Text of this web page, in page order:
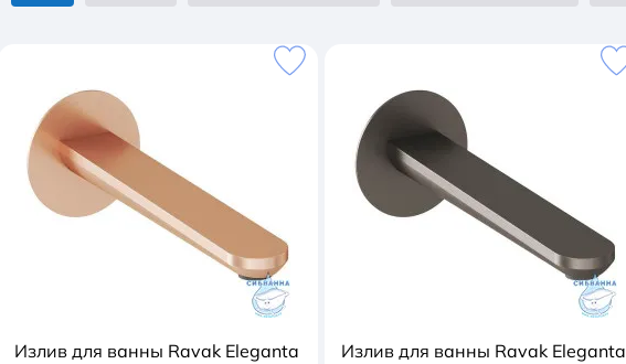
Излив для ванны Ravak Eleganta
Излив для ванны Ravak Eleganta